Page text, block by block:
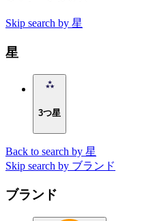
Skip search by 星
星
3つ星
Back to search by 星
Skip search by ブランド
ブランド